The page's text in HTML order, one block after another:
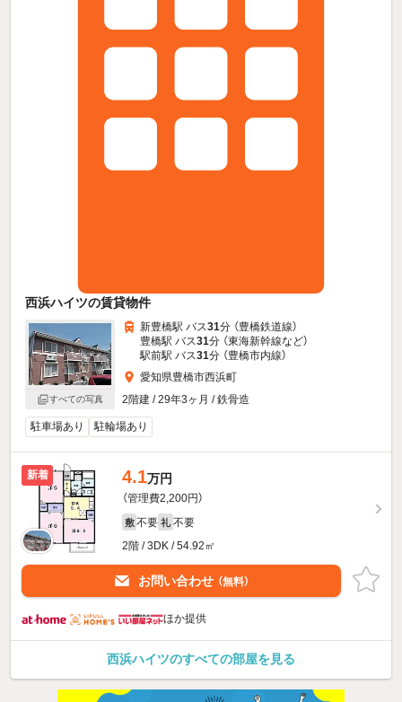
西浜ハイツの賃貸物件
すべての写真
新豊橋駅 バス31分 （豊橋鉄道線）
豊橋駅 バス31分 （東海新幹線など）
駅前駅 バス31分 （豊橋市内線）
愛知県豊橋市西浜町
2階建 / 29年3ヶ月 / 鉄骨造
駐車場あり 駐輪場あり
新着 4.1万円
（管理費2,200円）
敷 不要 礼 不要
2階 / 3DK / 54.92㎡
お問い合わせ （無料）
ほか提供
西浜ハイツのすべての部屋を見る